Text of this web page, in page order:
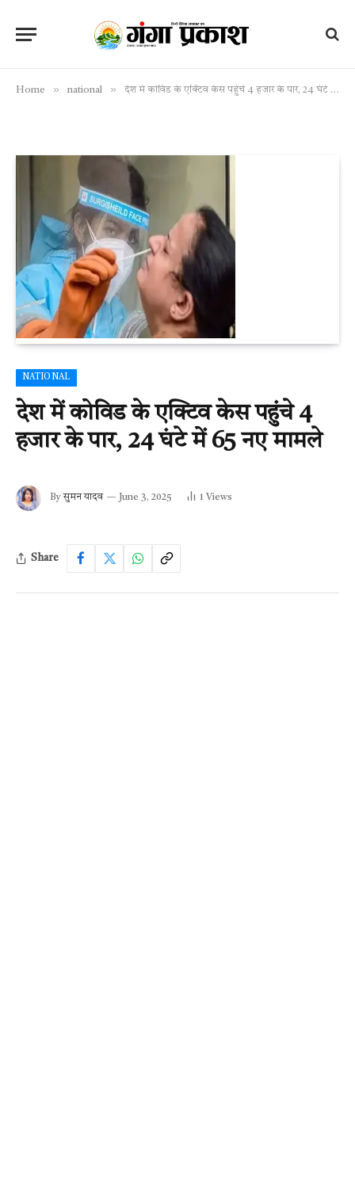
Home » national » देश में कोविड के एक्टिव केस पहुंचे 4 हजार के पार, 24 घंटे में 65 नए मामले
NATIONAL
देश में कोविड के एक्टिव केस पहुंचे 4
हजार के पार, 24 घंटे में 65 नए मामले
By सुमन यादव June 3, 2025 1 Views
Share